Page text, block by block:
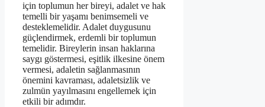
için toplumun her bireyi, adalet ve hak
temelli bir yaşamı benimsemeli ve
desteklemelidir. Adalet duygusunu
güçlendirmek, erdemli bir toplumun
temelidir. Bireylerin insan haklarına
saygı göstermesi, eşitlik ilkesine önem
vermesi, adaletin sağlanmasının
önemini kavraması, adaletsizlik ve
zulmün yayılmasını engellemek için
etkili bir adımdır.